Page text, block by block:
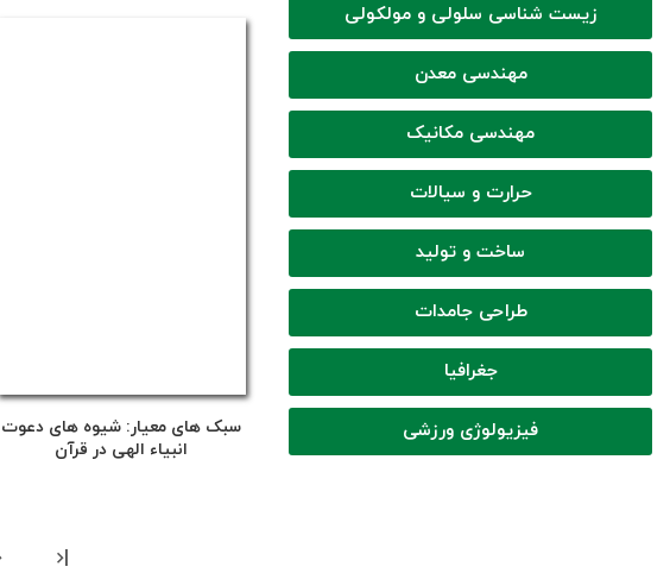
زیست شناسی سلولی و مولکولی
مهندسی معدن
مهندسی مکانیک
حرارت و سیالات
ساخت و تولید
طراحی جامدات
جغرافیا
فیزیولوژی ورزشی
سبک های معیار: شیوه های دعوت
انبیاء الهی در قرآن